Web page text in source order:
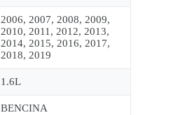
2006, 2007, 2008, 2009,
2010, 2011, 2012, 2013,
2014, 2015, 2016, 2017,
2018, 2019
1.6L
BENCINA